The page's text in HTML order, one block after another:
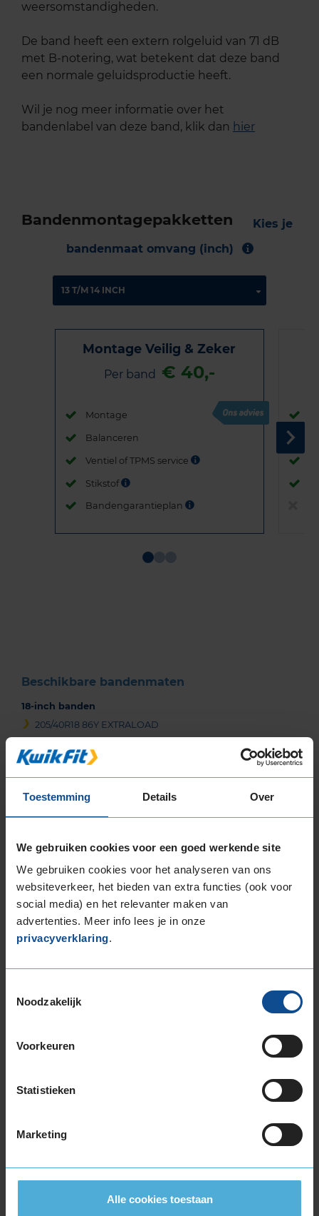
Toestemming Details Over
We gebruiken cookies voor een goed werkende site
We gebruiken cookies voor het analyseren van ons
websiteverkeer, het bieden van extra functies (ook voor
social media) en het relevanter maken van
advertenties. Meer info lees je in onze
privacyverklaring.
Noodzakelijk
Voorkeuren
Statistieken
Marketing
Alle cookies toestaan
weersomstandigheden.
De band heeft een extern rolgeluid van 71 dB
met B-notering, wat betekent dat deze band
een normale geluidsproductie heeft.
Wil je nog meer informatie over het
bandenlabel van deze band, klik dan hier
Bandenmontagepakketten
Kies je
bandenmaat omvang (inch)
Montage Veilig & Zeker
Per band € 40,-
Montage
Balanceren
Ventiel of TPMS service
Stikstof
Bandengarantieplan
Beschikbare bandenmaten
18-inch banden
205/40R18 86Y EXTRALOAD
225/40R18 92Y EXTRALOAD
225/40R18 92Y EXTRALOAD
225/40R18 92Y EXTRALOAD
225/40R18 92Y EXTRALOAD
225/45R18 91Y EXTRALOAD
225/45R18 95Y EXTRALOAD
225/45R18 95Y EXTRALOAD
235/40R18 95Y EXTRALOAD
235/40R18 95Y EXTRALOAD
245/40R18 97Y EXTRALOAD
255/35R18 94Y EXTRALOAD
275/40R18 103Y EXTRALOAD
225/35R19 88Y EXTRALOAD
225/40R19 93Y EXTRALOAD
235/35R19 91Y EXTRALOAD
235/35R19 91Y EXTRALOAD
235/35R19 91Y EXTRALOAD